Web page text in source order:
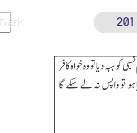
کو ہبہ دیا تو وہ خواہ کافر
تو واپس نہ لے سکے گا